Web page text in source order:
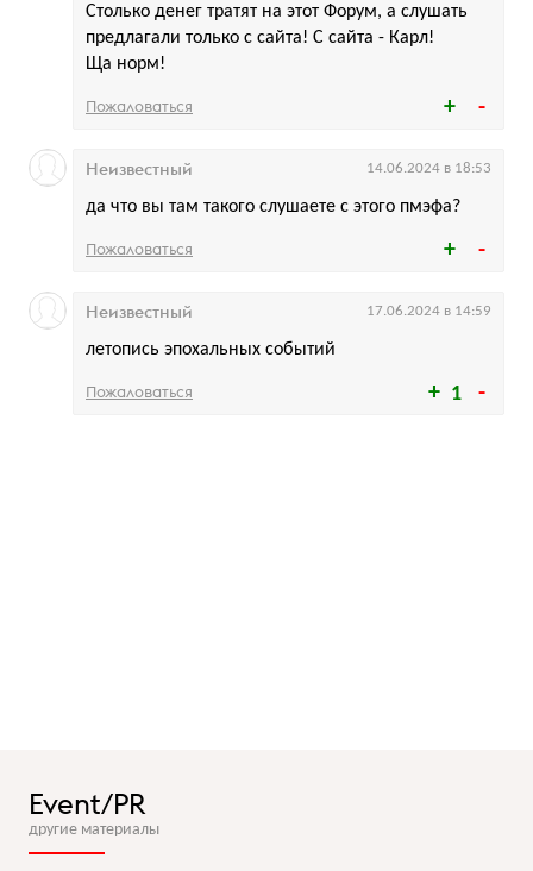
Столько денег тратят на этот Форум, а слушать
предлагали только с сайта! С сайта - Карл!
Ща норм!
Пожаловаться
да что вы там такого слушаете с этого пмэфа?
Неизвестный 14.06.2024 в 18:53
Пожаловаться
1
летопись эпохальных событий
Неизвестный 17.06.2024 в 14:59
Пожаловаться
Event/PR
другие материалы